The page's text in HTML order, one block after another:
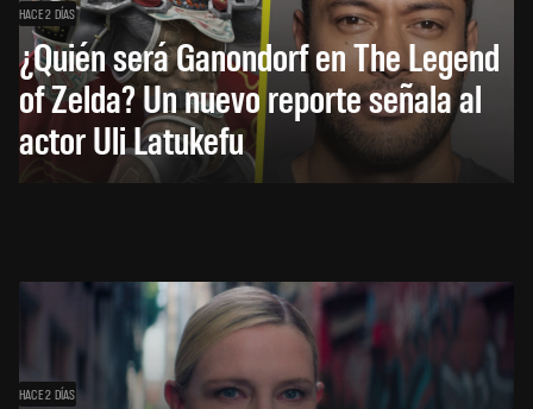
HACE 2 DÍAS
¿Quién será Ganondorf en The Legend
of Zelda? Un nuevo reporte señala al
actor Uli Latukefu
HACE 2 DÍAS